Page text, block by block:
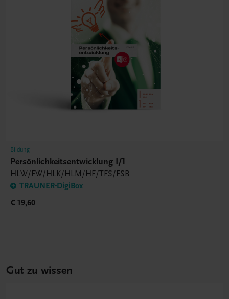
Bildung
Persönlichkeitsentwicklung I/1
HLW/FW/HLK/HLM/HF/TFS/FSB
TRAUNER-DigiBox
€ 19,60
Gut zu wissen